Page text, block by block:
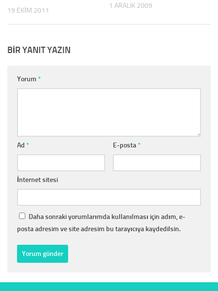
19 EKIM 2011
1 ARALIK 2009
BIR YANIT YAZIN
Yorum *
Ad * E-posta*
İnternet sitesi
Daha sonraki yorumlarımda kullanılması için adım, e-
posta adresim ve site adresim bu tarayıcıya kaydedilsin.